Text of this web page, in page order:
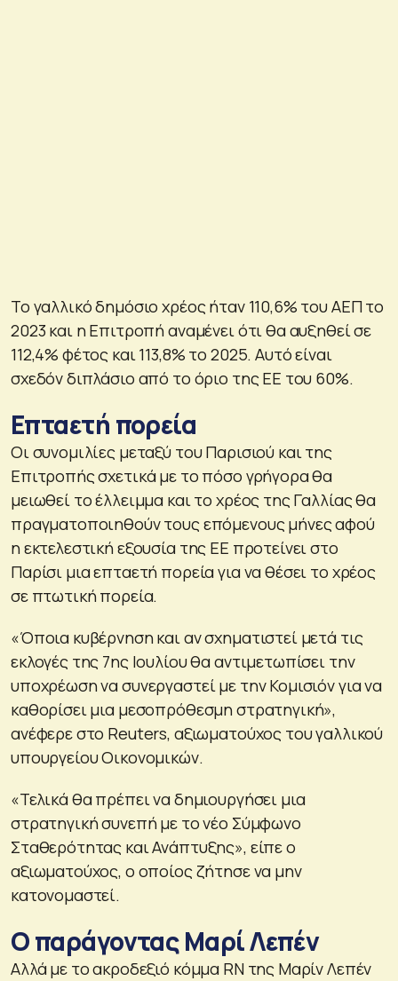
Το γαλλικό δημόσιο χρέος ήταν 110,6% του ΑΕΠ το
2023 και η Επιτροπή αναμένει ότι θα αυξηθεί σε
112,4% φέτος και 113,8% το 2025. Αυτό είναι
σχεδόν διπλάσιο από το όριο της ΕΕ του 60%.
Επταετή πορεία
Οι συνομιλίες μεταξύ του Παρισιού και της
Επιτροπής σχετικά με το πόσο γρήγορα θα
μειωθεί το έλλειμμα και το χρέος της Γαλλίας θα
πραγματοποιηθούν τους επόμενους μήνες αφού
η εκτελεστική εξουσία της ΕΕ προτείνει στο
Παρίσι μια επταετή πορεία για να θέσει το χρέος
σε πτωτική πορεία.
«Όποια κυβέρνηση και αν σχηματιστεί μετά τις
εκλογές της 7ης Ιουλίου θα αντιμετωπίσει την
υποχρέωση να συνεργαστεί με την Κομισιόν για να
καθορίσει μια μεσοπρόθεσμη στρατηγική»,
ανέφερε στο Reuters, αξιωματούχος του γαλλικού
υπουργείου Οικονομικών.
«Τελικά θα πρέπει να δημιουργήσει μια
στρατηγική συνεπή με το νέο Σύμφωνο
Σταθερότητας και Ανάπτυξης», είπε ο
αξιωματούχος, ο οποίος ζήτησε να μην
κατονομαστεί.
Ο παράγοντας Μαρί Λεπέν
Αλλά με το ακροδεξιό κόμμα RN της Μαρίν Λεπέν